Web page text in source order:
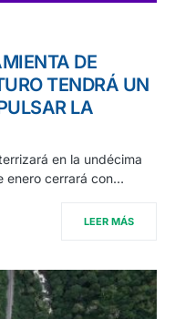
DE
TENDRÁ UN
LA
en la undécima
enero cerrará con…
LEER MÁS